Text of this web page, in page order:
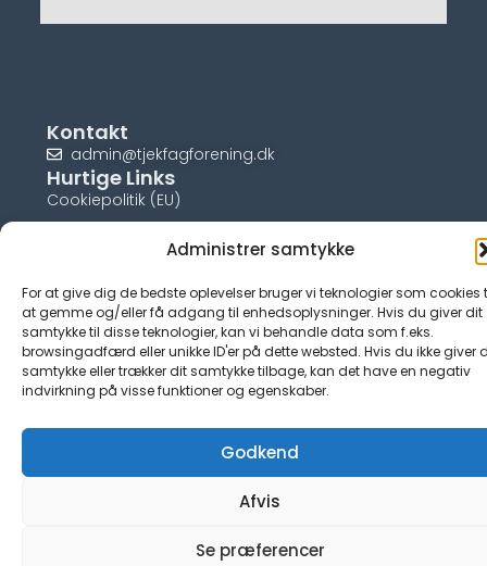
Administrer samtykke
For at give dig de bedste oplevelser bruger vi teknologier som cookies
at gemme og/eller få adgang til enhedsoplysninger. Hvis du giver dit
samtykke til disse teknologier, kan vi behandle data som f.eks.
browsingadfærd eller unikke ID'er på dette websted. Hvis du ikke giver
samtykke eller trækker dit samtykke tilbage, kan det have en negativ
indvirkning på visse funktioner og egenskaber.
Godkend
Afvis
Se præferencer
Kontakt
admin@tjekfagforening.dk
Hurtige Links
Cookiepolitik (EU)
© tjek-fagforening.dk